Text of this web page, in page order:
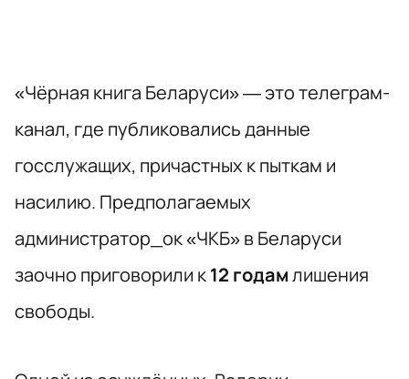
«Чёрная книга Беларуси» — это телеграм-
канал, где публиковались данные
госслужащих, причастных к пыткам и
насилию. Предполагаемых
администратор_ок «ЧКБ» в Беларуси
заочно приговорили к12 годамлишения
свободы.